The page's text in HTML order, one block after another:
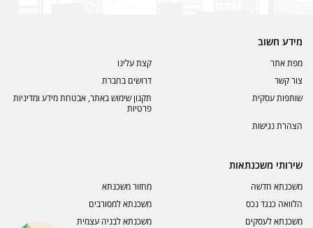
מידע חשוב
מפת אתר
קצת עלינו
צור קשר
דרושים בחברת
שותפות עסקית
תקנון שימוש באתר, אבטחת מידע ומדיניות
פרטיות
הצהרת נגישות
שירותי משכנתאות
משכנתא חדשה
מחזור משכנתא
הלוואה כנגד נכס
משכנתא למסורבים
משכנתא לעסקים
משכנתא לבניה עצמית